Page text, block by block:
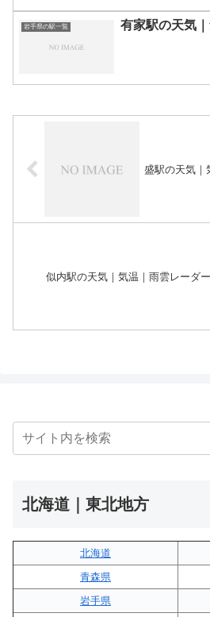
岩手県の駅一覧 有家駅の天気
盛駅の天気｜
似内駅の天気｜気温｜雨雲レーダー
北海道｜東北地方
北海道
青森県
岩手県